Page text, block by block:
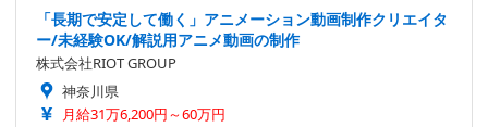
「長期で安定して働く」アニメーション動画制作クリエイタ
ー/未経験OK/解説用アニメ動画の制作
株式会社RIOT GROUP
神奈川県
月給31万6,200円～60万円